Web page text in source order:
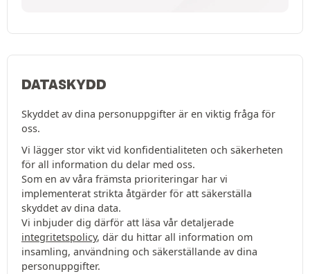
DATASKYDD
Skyddet av dina personuppgifter är en viktig fråga för
oss.
Vi lägger stor vikt vid konfidentialiteten och säkerheten
för all information du delar med oss.
Som en av våra främsta prioriteringar har vi
implementerat strikta åtgärder för att säkerställa
skyddet av dina data.
Vi inbjuder dig därför att läsa vår detaljerade
integritetspolicy, där du hittar all information om
insamling, användning och säkerställande av dina
personuppgifter.